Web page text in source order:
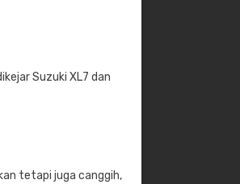
Suzuki XL7 dan
tetapi juga canggih,